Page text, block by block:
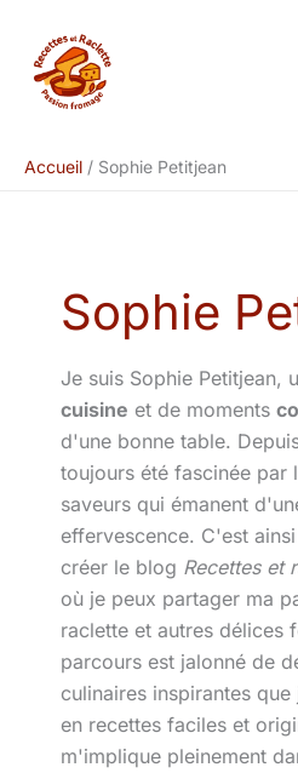
contenu
Accueil Sophie Petitjean
Sophie
Je suis Sophie Petitjean,
cuisine et de moments
d'une bonne table.
toujours été fascinée par
saveurs qui émanent
effervescence. C'est
créer le blog Recettes et
où je peux partager ma
raclette et autres délices
parcours est jalonné de
culinaires inspirantes
en recettes faciles et
m'implique pleinement